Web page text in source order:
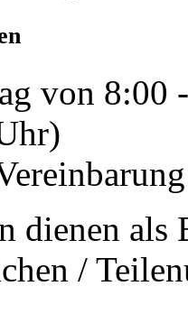
von 8:00
dienen als
/